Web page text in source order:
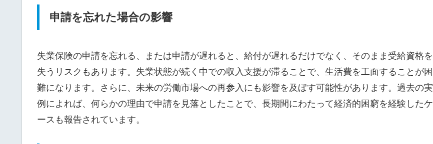
申請を忘れた場合の影響
失業保険の申請を忘れる、または申請が遅れると、給付が遅れるだけでなく、そのまま受給資格を
失うリスクもあります。失業状態が続く中での収入支援が滞ることで、生活費を工面することが困
難になります。さらに、未来の労働市場への再参入にも影響を及ぼす可能性があります。過去の実
例によれば、何らかの理由で申請を見落としたことで、長期間にわたって経済的困窮を経験したケ
ースも報告されています。